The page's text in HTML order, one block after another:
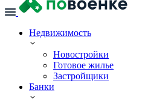
Недвижимость
Новостройки
Готовое жилье
Застройщики
Банки